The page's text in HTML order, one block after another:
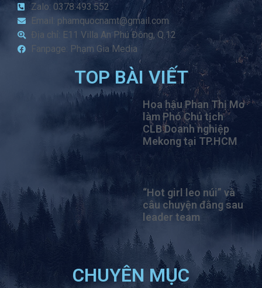
Zalo: 0378.493.552
Email: phamquocnamt@gmail.com
Địa chỉ: E11 Villa An Phú Đông, Q.12
Fanpage: Phạm Gia Media
TOP BÀI VIẾT
Hoa hậu Phan Thị Mơ
làm Phó Chủ tịch
CLB Doanh nghiệp
Mekong tại TP.HCM
“Hot girl leo núi” và
câu chuyện đằng sau
leader team
CHUYÊN MỤC